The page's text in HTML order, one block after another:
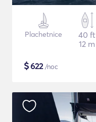
Plachetnice
40 ft
12 m
$622/noc